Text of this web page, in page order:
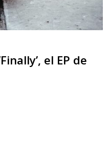
el EP de